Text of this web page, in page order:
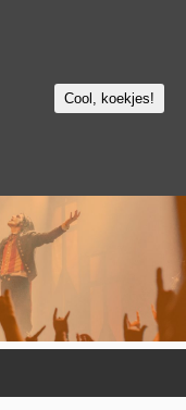
Cool, koekjes!